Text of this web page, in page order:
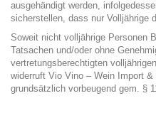
ausgehändigt werden,
sicherstellen, dass nur Volljährige
Soweit nicht volljährige Personen
Tatsachen und/oder ohne
vertretungsberechtigten
widerruft Vio Vino – Wein Import
grundsätzlich vorbeugend gem. §